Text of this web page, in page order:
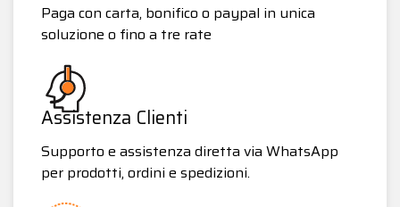
Paga con carta, bonifico o paypal in unica
soluzione o fino a tre rate
Assistenza Clienti
Supporto e assistenza diretta via WhatsApp
per prodotti, ordini e spedizioni.